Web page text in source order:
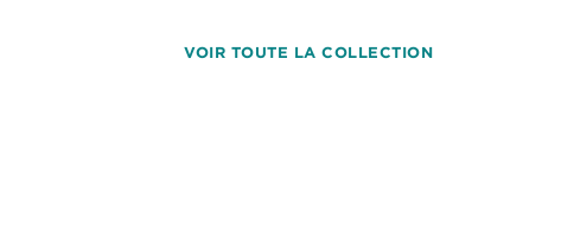
VOIR TOUTE LA COLLECTION